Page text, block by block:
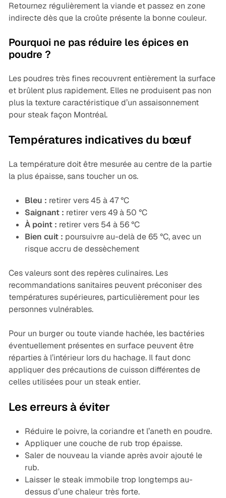
Retournez régulièrement la viande et passez en zone
indirecte dès que la croûte présente la bonne couleur.
Pourquoi ne pas réduire les épices en
poudre ?
Les poudres très fines recouvrent entièrement la surface
et brûlent plus rapidement. Elles ne produisent pas non
plus la texture caractéristique d’un assaisonnement
pour steak façon Montréal.
Températures indicatives du bœuf
La température doit être mesurée au centre de la partie
la plus épaisse, sans toucher un os.
Bleu : retirer vers 45 à 47 °C
Saignant : retirer vers 49 à 50 °C
À point : retirer vers 54 à 56 °C
Bien cuit : poursuivre au-delà de 65 °C, avec un
risque accru de dessèchement
Ces valeurs sont des repères culinaires. Les
recommandations sanitaires peuvent préconiser des
températures supérieures, particulièrement pour les
personnes vulnérables.
Pour un burger ou toute viande hachée, les bactéries
éventuellement présentes en surface peuvent être
réparties à l’intérieur lors du hachage. Il faut donc
appliquer des précautions de cuisson différentes de
celles utilisées pour un steak entier.
Les erreurs à éviter
Réduire le poivre, la coriandre et l’aneth en poudre.
Appliquer une couche de rub trop épaisse.
Saler de nouveau la viande après avoir ajouté le
rub.
Laisser le steak immobile trop longtemps au-
dessus d’une chaleur très forte.